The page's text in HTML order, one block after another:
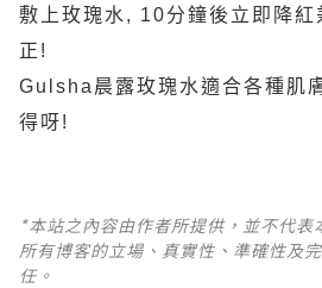
敷上玫瑰水, 10分鐘後立即降紅
正!
Gulsha晨露玫瑰水適合各種肌
得呀!
*本站之內容由作者所提供，並不代
所有博客的立場、真實性、準確性及
任。